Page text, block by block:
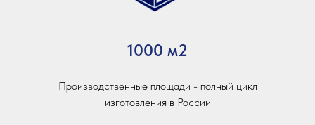
1000 м2
Производственные площади - полный цикл
изготовления в России